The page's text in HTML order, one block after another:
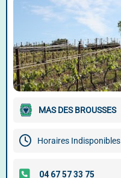
MAS DES BROUSSES
Horaires Indisponibles